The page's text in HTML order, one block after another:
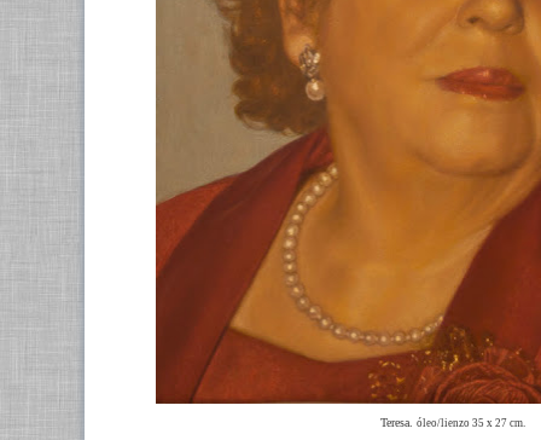
Teresa. óleo/lienzo 35 x 27 cm.